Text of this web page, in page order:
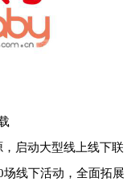
启动大型线上线下联
线下活动，全面拓展